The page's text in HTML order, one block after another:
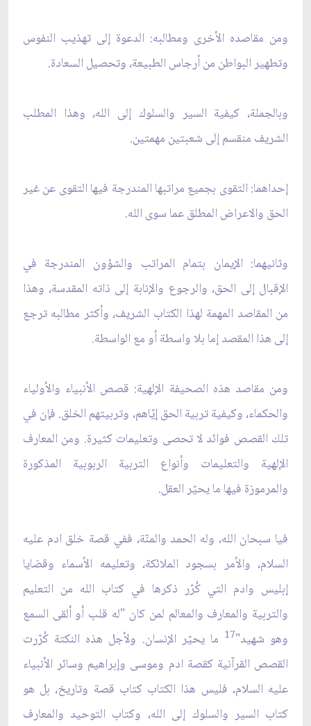
ومن مقاصده الأخرى ومطالبه: الدعوة إلى تهذيب النفوس
وتطهير البواطن من أرجاس الطبيعة، وتحصيل السعادة.
وبالجملة، كيفية السير والسلوك إلى الله، وهذا المطلب
الشريف منقسم إلى شعبتين مهمتين.
إحداهما: التقوى بجميع مراتبها المندرجة فيها التقوى عن غير
الحق والاعراض المطلق عما سوى الله.
وثانيهما: الإيمان بتمام المراتب والشؤون المندرجة في
الإقبال إلى الحق، والرجوع والإنابة إلى ذاته المقدسة، وهذا
من المقاصد المهمة لهذا الكتاب الشريف، وأكثر مطالبه ترجع
إلى هذا المقصد إما بلا واسطة أو مع الواسطة.
ومن مقاصد هذه الصحيفة الإلهية: قصص الأنبياء والأولياء
والحكماء، وكيفية تربية الحق إيّاهم، وتربيتهم الخلق. فإن في
تلك القصص فوائد لا تحصى وتعليمات كثيرة. ومن المعارف
الإلهية والتعليمات وأنواع التربية الربوبية المذكورة
والمرموزة فيها ما يحيّر العقل.
فيا سبحان الله، وله الحمد والمنّة، ففي قصة خلق ادم عليه
السلام، والأمر بسجود الملائكة، وتعليمه الأسماء وقضايا
إبليس وادم التي كُرّر ذكرها في كتاب الله من التعليم
والتربية والمعارف والمعالم لمن كان "له قلب أو ألقى السمع
وهو شهيد"17 ما يحيّر الإنسان. ولأجل هذه النكتة كُرّرت
القصص القرآنية كقصة ادم وموسى وإبراهيم وسائر الأنبياء
عليه السلام، فليس هذا الكتاب كتاب قصة وتاريخ، بل هو
كتاب السير والسلوك إلى الله، وكتاب التوحيد والمعارف